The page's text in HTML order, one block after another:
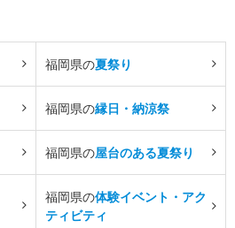
福岡県の夏祭り
福岡県の縁日・納涼祭
福岡県の屋台のある夏祭り
福岡県の体験イベント・アク
ティビティ